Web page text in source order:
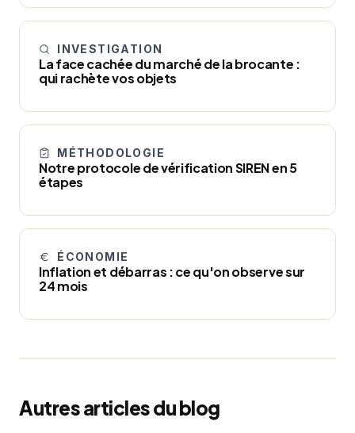
INVESTIGATION
La face cachée du marché de la brocante :
qui rachète vos objets
MÉTHODOLOGIE
Notre protocole de vérification SIREN en 5
étapes
ÉCONOMIE
Inflation et débarras : ce qu'on observe sur
24 mois
Autres articles du blog